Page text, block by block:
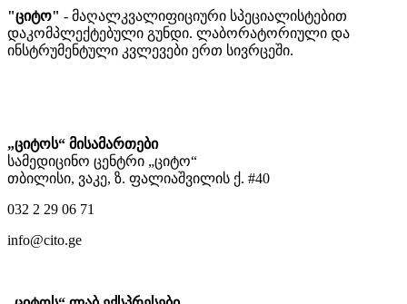
"ციტო" - მაღალკვალიფიციური სპეციალისტებით
დაკომპლექტებული გუნდი. ლაბორატორიული და
ინსტრუმენტული კვლევები ერთ სივრცეში.
„ციტოს“ მისამართები
სამედიცინო ცენტრი „ციტო“
თბილისი, ვაკე, ზ. ფალიაშვილის ქ. #40
032 2 29 06 71
info@cito.ge